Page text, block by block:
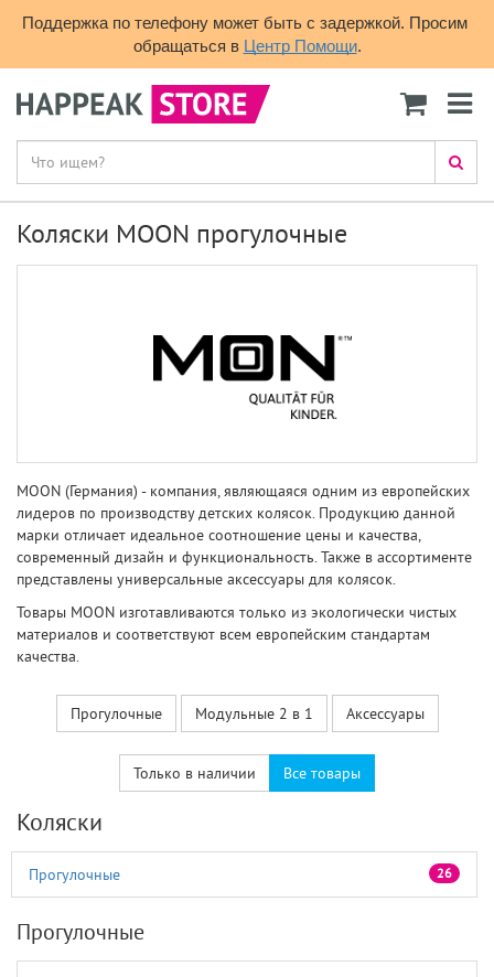
Поддержка по телефону может быть с задержкой. Просим
обращаться в Центр Помощи.
Коляски MOON прогулочные
MOON (Германия) - компания, являющаяся одним из европейских
лидеров по производству детских колясок. Продукцию данной
марки отличает идеальное соотношение цены и качества,
современный дизайн и функциональность. Также в ассортименте
представлены универсальные аксессуары для колясок.
Товары MOON изготавливаются только из экологически чистых
материалов и соответствуют всем европейским стандартам
качества.
Прогулочные Модульные 2 в 1 Аксессуары
Только в наличии Все товары
Коляски
Прогулочные 26
Прогулочные